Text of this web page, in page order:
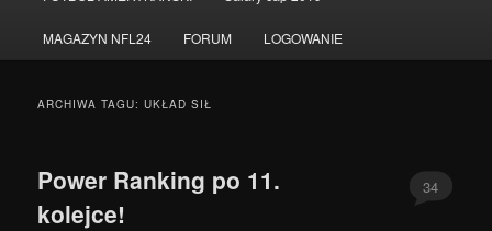
tekstu
widgetów
MAGAZYN NFL24 FORUM LOGOWANIE
ARCHIWA TAGU:UKŁAD SIŁ
Power Ranking po 11.
kolejce!
34